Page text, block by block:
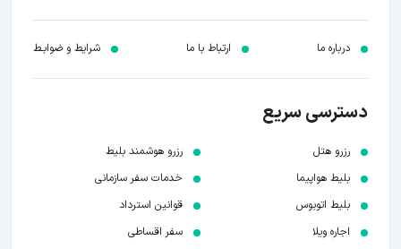
درباره ما ارتباط با ما شرایط و ضوابـط
دسترسی سریع
رزرو هتل
بلیط هواپیما
بلیط اتوبوس
اجاره ویلا
رزرو هوشمند بلیط
خدمات سفر سازمانی
قوانین استرداد
سفر اقساطی